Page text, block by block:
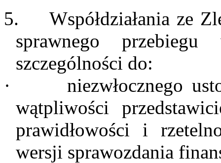
5.
Współdziałania ze
sprawnego
szczególności do:
·
niezwłocznego
wątpliwości
prawidłowości i
wersji sprawozdania